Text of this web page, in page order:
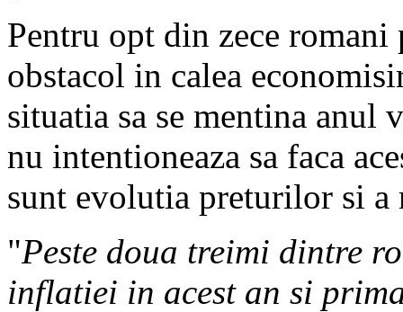
Pentru opt din zece romani
obstacol in calea
situatia sa se mentina anul
nu intentioneaza sa faca
sunt evolutia preturilor si a
"Peste doua treimi dintre
inflatiei in acest an si